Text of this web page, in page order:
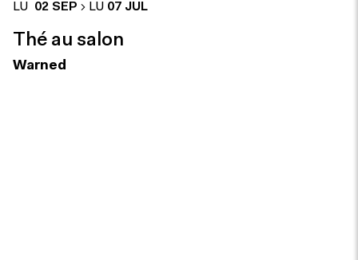
LU 02 SEP LU 07 JUL
Thé au salon
Warned